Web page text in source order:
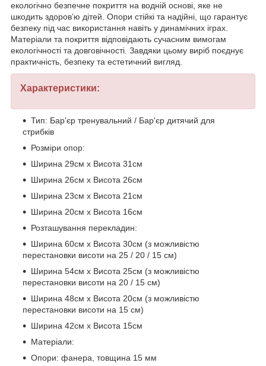
екологічно безпечне покриття на водній основі, яке не
шкодить здоров’ю дітей. Опори стійкі та надійні, що гарантує
безпеку під час використання навіть у динамічних іграх.
Матеріали та покриття відповідають сучасним вимогам
екологічності та довговічності. Завдяки цьому виріб поєднує
практичність, безпеку та естетичний вигляд.
Характеристики:
Тип: Бар'єр тренувальний / Бар'єр дитячий для
стрибків
Розміри опор:
Ширина 29см х Висота 31см
Ширина 26см х Висота 26см
Ширина 23см х Висота 21см
Ширина 20см х Висота 16см
Розташування перекладин:
Ширина 60см х Висота 30см (з можливістю
перестановки висоти на 25 / 20 / 15 см)
Ширина 54см х Висота 25см (з можливістю
перестановки висоти на 20 / 15 см)
Ширина 48см х Висота 20см (з можливістю
перестановки висоти на 15 см)
Ширина 42см х Висота 15см
Матеріали:
Опори: фанера, товщина 15 мм